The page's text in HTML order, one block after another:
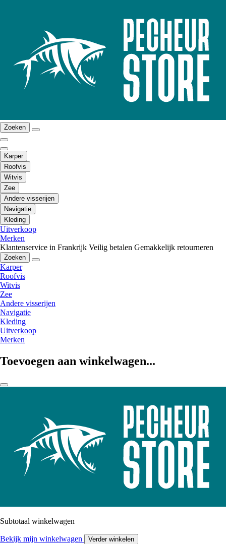
Zoeken
Karper
Roofvis
Witvis
Zee
Andere visserijen
Navigatie
Kleding
Uitverkoop
Merken
Klantenservice in Frankrijk Veilig betalen Gemakkelijk retourneren
Zoeken
Karper
Roofvis
Witvis
Zee
Andere visserijen
Navigatie
Kleding
Uitverkoop
Merken
Toevoegen aan winkelwagen...
Subtotaal winkelwagen
Bekijk mijn winkelwagen Verder winkelen